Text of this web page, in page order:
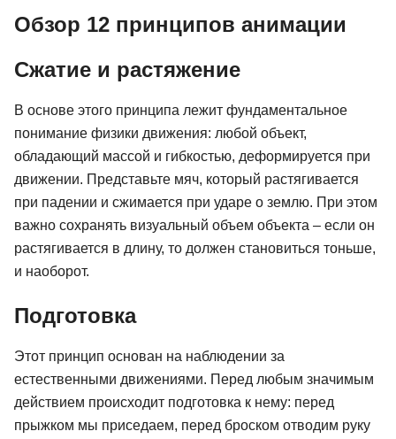
Обзор 12 принципов анимации
Сжатие и растяжение
В основе этого принципа лежит фундаментальное
понимание физики движения: любой объект,
обладающий массой и гибкостью, деформируется при
движении. Представьте мяч, который растягивается
при падении и сжимается при ударе о землю. При этом
важно сохранять визуальный объем объекта – если он
растягивается в длину, то должен становиться тоньше,
и наоборот.
Подготовка
Этот принцип основан на наблюдении за
естественными движениями. Перед любым значимым
действием происходит подготовка к нему: перед
прыжком мы приседаем, перед броском отводим руку